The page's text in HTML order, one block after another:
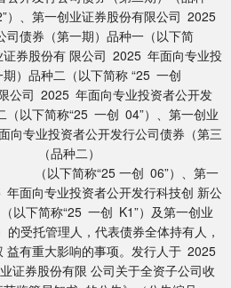
）、第一创业证券股份有限公司 2025
司债券（第一期）品种一（以下简
券股份有 限公司 2025 年面向专业投
）品种二（以下简称 “25 一创
公司 2025 年面向专业投资者公开发
（以下简称“25 一创 04”）、第一创业
专业投资者公开发行公司债券（第三
二）
一创 06”）、第一
面向专业投资者公开发行科技创 新公
简称“25 一创 K1”）及第一创业
受托管理人，代表债券全体持有人，
益有重大影响的事项。发行人于 2025
券股份有限 公司关于全资子公司收